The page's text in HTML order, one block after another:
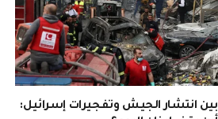
بين انتشار الجيش وتفجيرات إسرائيل: